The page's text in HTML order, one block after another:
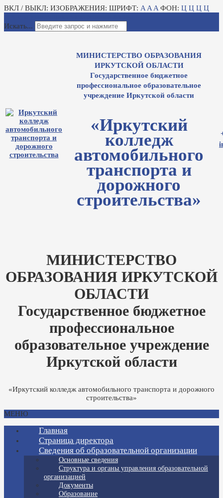
ВКЛ / ВЫКЛ: ИЗОБРАЖЕНИЯ: ШРИФТ: A A A ФОН: Ц Ц Ц Ц
Искать...
МИНИСТЕРСТВО ОБРАЗОВАНИЯ
ИРКУТСКОЙ ОБЛАСТИ
Государственное бюджетное
профессиональное образовательное
учреждение Иркутской области
«Иркутский
колледж
автомобильного
транспорта и
дорожного
строительства»
МИНИСТЕРСТВО
ОБРАЗОВАНИЯ ИРКУТСКОЙ
ОБЛАСТИ
Государственное бюджетное
профессиональное
образовательное учреждение
Иркутской области
«Иркутский колледж автомобильного транспорта и дорожного
строительства»
МЕНЮ
Главная
Страница директора
Сведения об образовательной организации
Основные сведения
Структура и органы управления образовательной
организацией
Документы
Образование